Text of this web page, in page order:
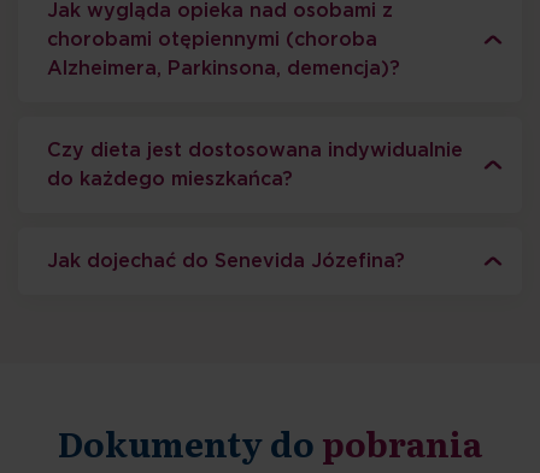
Jak wygląda opieka nad osobami z
chorobami otępiennymi (choroba
Alzheimera, Parkinsona, demencja)?
Czy dieta jest dostosowana indywidualnie
do każdego mieszkańca?
Jak dojechać do Senevida Józefina?
Dokumenty dopobrania